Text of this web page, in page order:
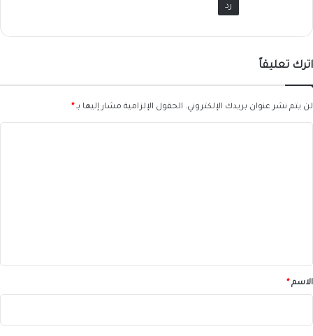
رد
اترك تعليقاً
لن يتم نشر عنوان بريدك الإلكتروني. الحقول الإلزامية مشار إليها بـ*
*الاسم*